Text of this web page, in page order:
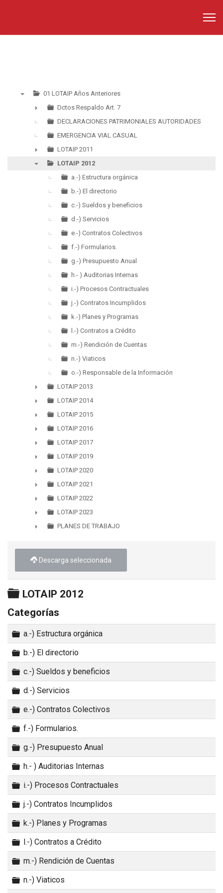
01 LOTAIP Años Anteriores
►
Dctos Respaldo Art. 7
DECLARACIONES PATRIMONIALES AUTORIDADES
EMERGENCIA VIAL CASUAL
►
LOTAIP 2011
LOTAIP 2012
a.-) Estructura orgánica
b.-) El directorio
c.-) Sueldos y beneficios
d.-) Servicios
e.-) Contratos Colectivos
f.-) Formularios.
g.-) Presupuesto Anual
h.- ) Auditorias Internas
i.-) Procesos Contractuales
j.-) Contratos Incumplidos
k.-) Planes y Programas
l.-) Contratos a Crédito
m.-) Rendición de Cuentas
n.-) Viaticos
o.-) Responsable de la Información
►
LOTAIP 2013
►
LOTAIP 2014
►
LOTAIP 2015
►
LOTAIP 2016
►
LOTAIP 2017
►
LOTAIP 2019
►
LOTAIP 2020
►
LOTAIP 2021
►
LOTAIP 2022
►
LOTAIP 2023
PLANES DE TRABAJO
Descarga seleccionada
Carpeta
LOTAIP 2012
Categorías
Carpeta
a.-) Estructura orgánica
Carpeta
b.-) El directorio
Carpeta
c.-) Sueldos y beneficios
Carpeta
d.-) Servicios
Carpeta
e.-) Contratos Colectivos
Carpeta
f.-) Formularios.
Carpeta
g.-) Presupuesto Anual
Carpeta
h.- ) Auditorias Internas
Carpeta
i.-) Procesos Contractuales
Carpeta
j.-) Contratos Incumplidos
Carpeta
k.-) Planes y Programas
Carpeta
l.-) Contratos a Crédito
Carpeta
m.-) Rendición de Cuentas
Carpeta
n.-) Viaticos